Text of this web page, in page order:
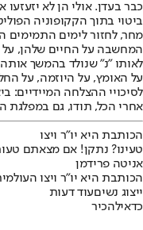
כבר בעדן. אולי הן לא
ביטוי בתוך הקקופוניה
המחשבה על החיים שלהן, על
לאותו "נ" שנולד בהמשך
על האומץ, על היוזמה, על
לסיכויי ההצלחה המיידיים:
אחרי הכל, תודו, גם במפלגת
הכותבת היא יו"ר ויצו
טעינו? נתקן! אם מצאתם
אניטה פרידמן
הכותבת היא יו"ר ויצו
ייצוג נשיםעוד דעות
כדאילהכיר